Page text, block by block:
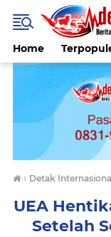
Home
› Detak Internasional
UEA
Setelah